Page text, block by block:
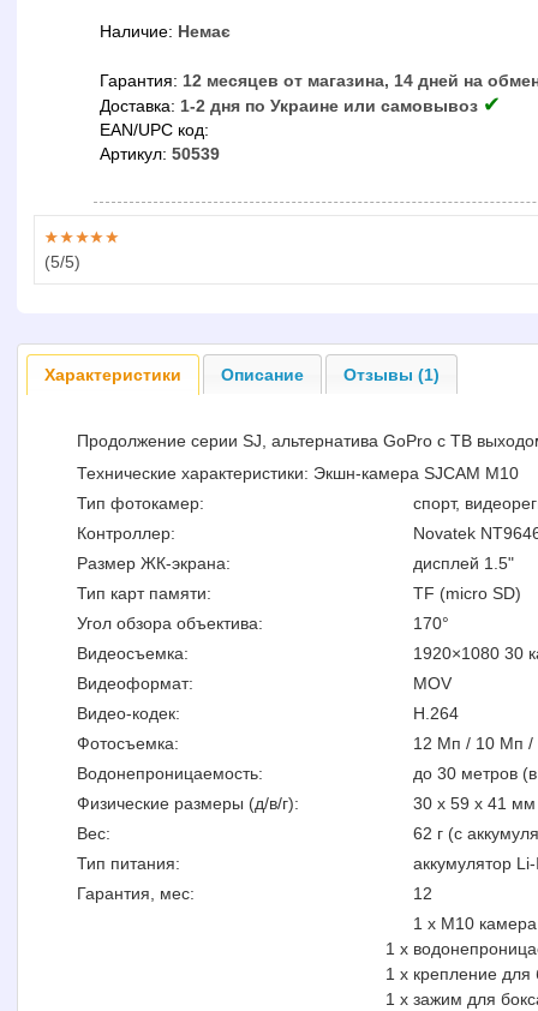
Наличие: Немає
Гарантия: 12 месяцев от магазина, 14 дней на
Доставка: 1-2 дня по Украине или самовывоз ✔
EAN/UPC код:
Артикул: 50539
(5/5)
Характеристики Описание Отзывы (1)
Продолжение серии SJ, альтернатива GoPro с ТВ
Технические характеристики: Экшн-камера SJCAM M10
Тип фотокамер:
спорт,
Контроллер:
Novatek
Размер ЖК-экрана:
дисплей 1.5"
Тип карт памяти:
TF (micro SD)
Угол обзора объектива:
170°
Видеосъемка:
1920×1080 30
Видеоформат:
MOV
Видео-кодек:
H.264
Фотосъемка:
12 Мп / 10 Мп
Водонепроницаемость:
до 30 метров
Физические размеры (д/в/г):
30 x 59 x 41 мм
Вес:
62 г (с
Тип питания:
аккумулятор
Гарантия, мес:
12
1 x M10 камера
1 x
1 x крепление для
1 x зажим для